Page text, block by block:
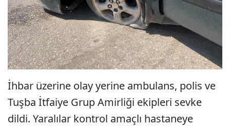
İhbar üzerine olay yerine ambulans, polis ve
Tuşba İtfaiye Grup Amirliği ekipleri sevke
dildi. Yaralılar kontrol amaçlı hastaneye